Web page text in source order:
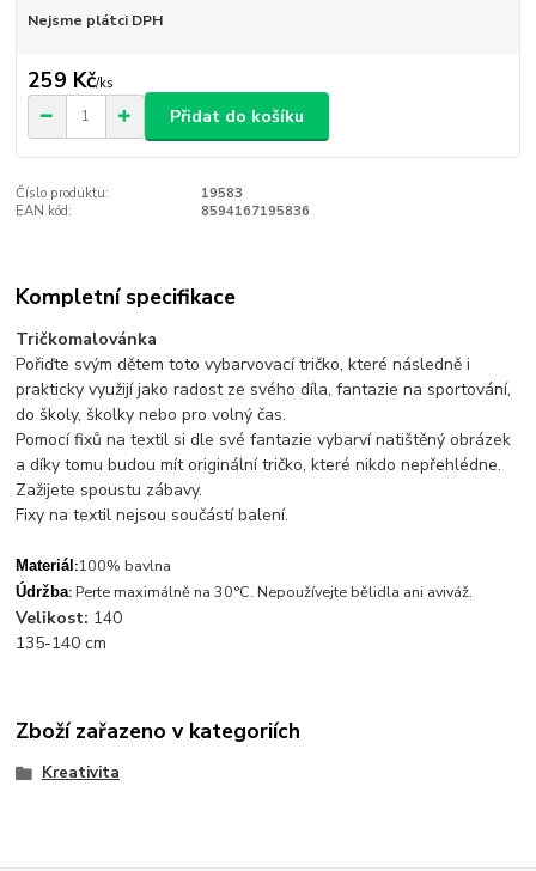
Nejsme plátci DPH
259 Kč/ks
Přidat do košíku
Číslo produktu:
19583
EAN kód:
8594167195836
Kompletní specifikace
Tričkomalovánka
Pořiďte svým dětem toto vybarvovací tričko, které následně i
prakticky využijí jako radost ze svého díla, fantazie na sportování,
do školy, školky nebo pro volný čas.
Pomocí fixů na textil si dle své fantazie vybarví natištěný obrázek
a díky tomu budou mít originální tričko, které nikdo nepřehlédne.
Zažijete spoustu zábavy.
Fixy na textil nejsou součástí balení.
Materiál :100% bavlna
Údržba: Perte maximálně na 30°C. Nepoužívejte bělidla ani aviváž.
Velikost: 140
135-140 cm
Zboží zařazeno v kategoriích
Kreativita